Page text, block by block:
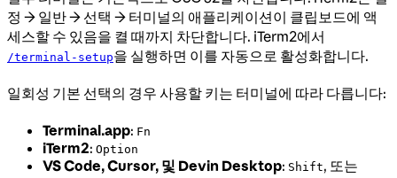
정 → 일반 → 선택 → 터미널의 애플리케이션이 클립보드에 액
세스할 수 있음을 켤 때까지 차단합니다. iTerm2에서
/terminal-setup을 실행하면 이를 자동으로 활성화합니다.
일회성 기본 선택의 경우 사용할 키는 터미널에 따라 다릅니다:
Terminal.app: Fn
iTerm2: Option
VS Code, Cursor, 및 Devin Desktop: Shift, 또는